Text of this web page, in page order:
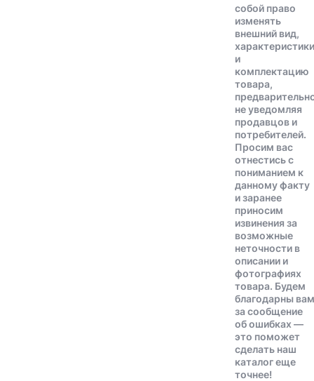
собой право
изменять
внешний вид,
характеристики
и
комплектацию
товара,
не уведомляя
продавцов и
потребителей.
Просим вас
отнестись с
пониманием к
данному факту
и заранее
приносим
извинения за
возможные
неточности в
описании и
фотографиях
товара. Будем
благодарны вам
за сообщение
об ошибках —
это поможет
сделать наш
каталог еще
точнее!